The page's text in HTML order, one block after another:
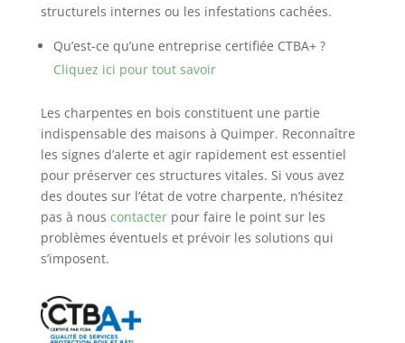
structurels internes ou les infestations cachées.
Qu’est-ce qu’une entreprise certifiée CTBA+ ?
Cliquez ici pour tout savoir
Les charpentes en bois constituent une partie
indispensable des maisons à Quimper. Reconnaître
les signes d’alerte et agir rapidement est essentiel
pour préserver ces structures vitales. Si vous avez
des doutes sur l’état de votre charpente, n’hésitez
pas à nous contacterpour faire le point sur les
problèmes éventuels et prévoir les solutions qui
s’imposent.